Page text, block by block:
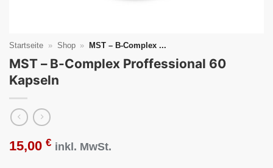
Startseite » Shop » MST – B-Complex ...
MST – B-Complex Proffessional 60
Kapseln
15,00 € inkl. MwSt.